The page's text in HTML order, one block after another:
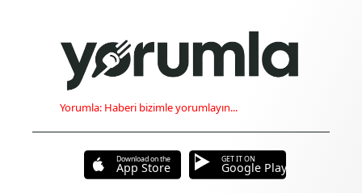
Yorumla: Haberi bizimle yorumlayın...
Download on the
App Store
GET IT ON
Google Play